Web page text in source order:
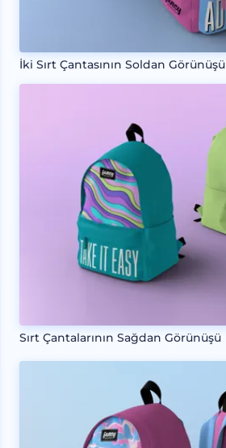
İki Sırt Çantasının Soldan Görünüşü
Sırt Çantalarının Sağdan Görünüşü